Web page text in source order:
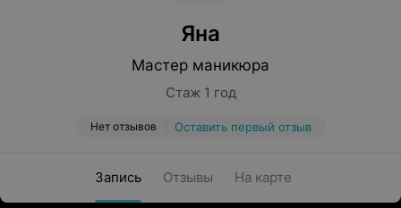
Яна
Мастер маникюра
Стаж 1 год
Нет отзывов Оставить первый отзыв
Запись Отзывы На карте